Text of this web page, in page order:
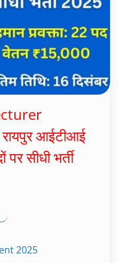
आईटीआई
सीधी भर्ती
2025